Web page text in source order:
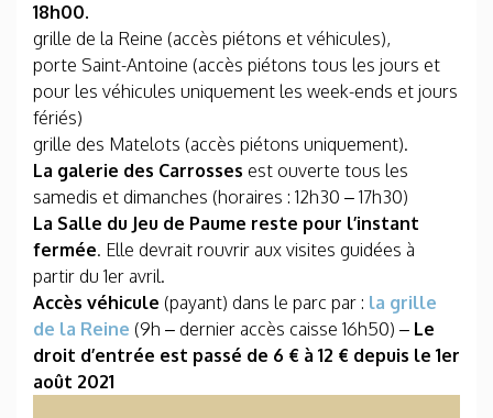
18h00.
grille de la Reine (accès piétons et véhicules),
porte Saint-Antoine (accès piétons tous les jours et
pour les véhicules uniquement les week-ends et jours
fériés)
grille des Matelots (accès piétons uniquement).
La galerie des Carrosses est ouverte tous les
samedis et dimanches (horaires : 12h30 – 17h30)
La Salle du Jeu de Paume reste pour l’instant
fermée. Elle devrait rouvrir aux visites guidées à
partir du 1er avril.
Accès véhicule (payant) dans le parc par : la grille
de la Reine (9h – dernier accès caisse 16h50) – Le
droit d’entrée est passé de 6 € à 12 € depuis le 1er
août 2021